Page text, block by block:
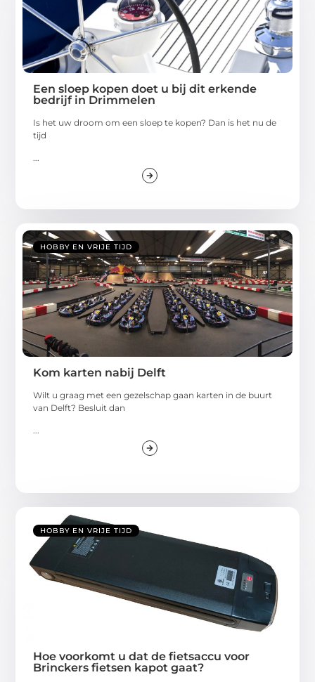
Een sloep kopen doet u bij dit erkende
bedrijf in Drimmelen
Is het uw droom om een sloep te kopen? Dan is het nu de
tijd
HOBBY EN VRIJE TIJD
Kom karten nabij Delft
Wilt u graag met een gezelschap gaan karten in de buurt
van Delft? Besluit dan
...
HOBBY EN VRIJE TIJD
Hoe voorkomt u dat de fietsaccu voor
Brinckers fietsen kapot gaat?